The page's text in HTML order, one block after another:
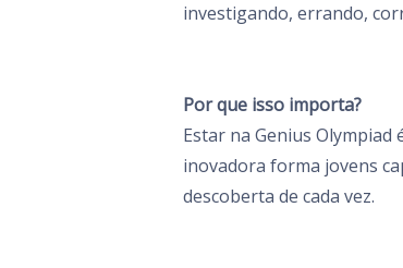
investigando, errando,
Por que isso importa?
Estar na Genius Olympiad
inovadora forma jovens
descoberta de cada vez.